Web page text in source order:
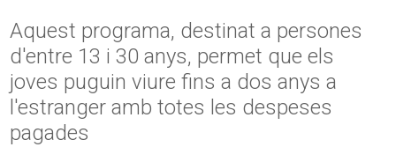
Aquest programa, destinat a persones
d'entre 13 i 30 anys, permet que els
joves puguin viure fins a dos anys a
l'estranger amb totes les despeses
pagades